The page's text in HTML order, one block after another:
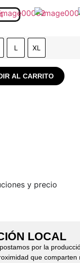
L XL
AL CARRITO
y precio
LOCAL
por la
que comparten